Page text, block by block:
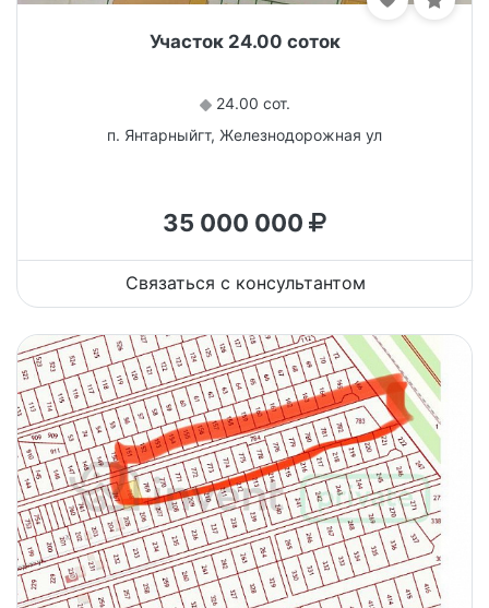
Участок 24.00 соток
24.00 сот.
п. Янтарныйгт, Железнодорожная ул
35 000 000
Связаться с консультантом